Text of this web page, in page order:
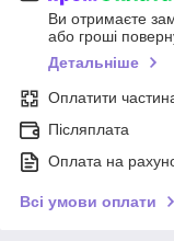
Ви отримаєте
або гроші
Детальніше
Оплатити
Післяплата
Оплата на
Всі умови оплати